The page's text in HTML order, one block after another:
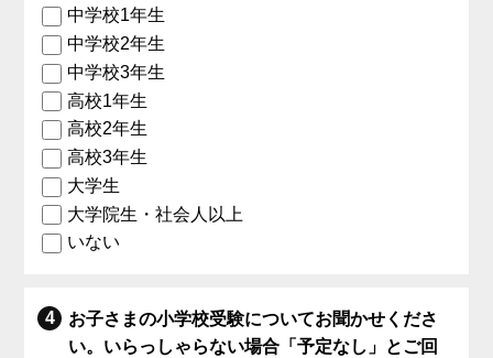
中学校1年生
中学校2年生
中学校3年生
高校1年生
高校2年生
高校3年生
大学生
大学院生・社会人以上
いない
お子さまの小学校受験についてお聞かせくださ
い。いらっしゃらない場合「予定なし」とご回